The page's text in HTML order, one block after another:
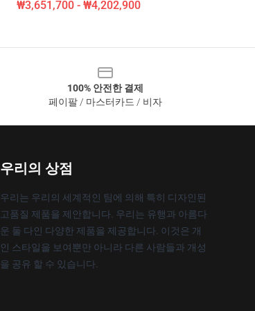
₩3,651,700 - ₩4,202,900
100% 안전한 결제
페이팔 / 마스터카드 / 비자
우리의 상점
우리는 우리의 세계적인 팀에 의해 특히 디자인된
고품질 제품을 제안합니다. 우리는 유행과 아름다
운 둘 다인 다양한 제품을 제공합니다. 이것은 개
인 스타일을 보여뿐만 아니라 다른 사람들과 개성
을 공유 할 수 있습니다.